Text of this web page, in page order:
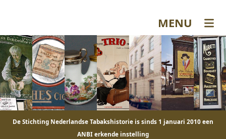
MENU
De Stichting Nederlandse Tabakshistorie is sinds 1 januari 2010 een
ANBI erkende instelling